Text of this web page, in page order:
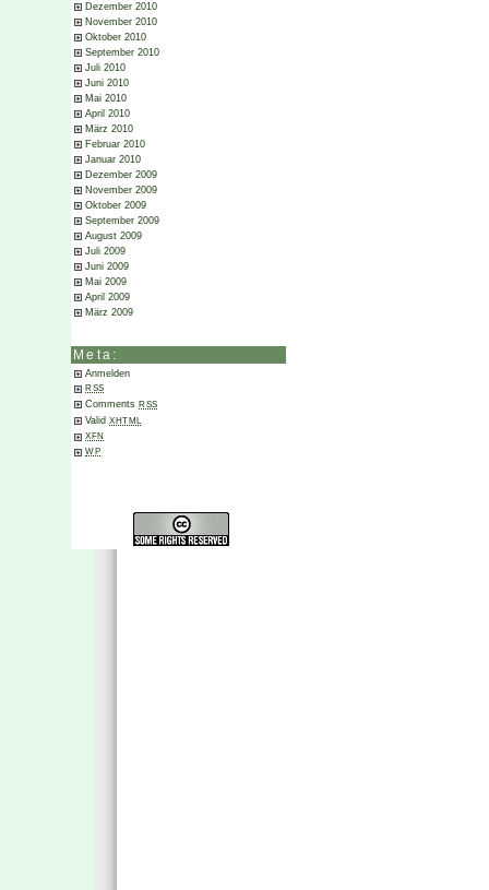
Dezember 2010
November 2010
Oktober 2010
September 2010
Juli 2010
Juni 2010
Mai 2010
April 2010
März 2010
Februar 2010
Januar 2010
Dezember 2009
November 2009
Oktober 2009
September 2009
August 2009
Juli 2009
Juni 2009
Mai 2009
April 2009
März 2009
Meta:
Anmelden
RSS
Comments RSS
Valid XHTML
XFN
WP